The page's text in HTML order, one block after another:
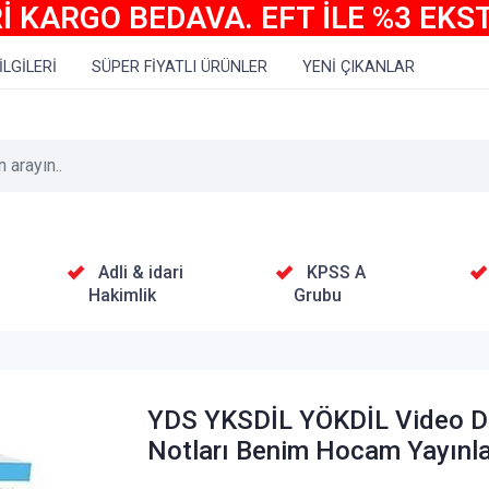
KARGO BEDAVA. EFT İLE %3
SÜPER FİYATLI ÜRÜNLER YENİ ÇIKANLAR
Adli & idari
Hakimlik
KPSS A
Grubu
YDS YKSDİL YÖKDİL Video
Notları Benim Hocam